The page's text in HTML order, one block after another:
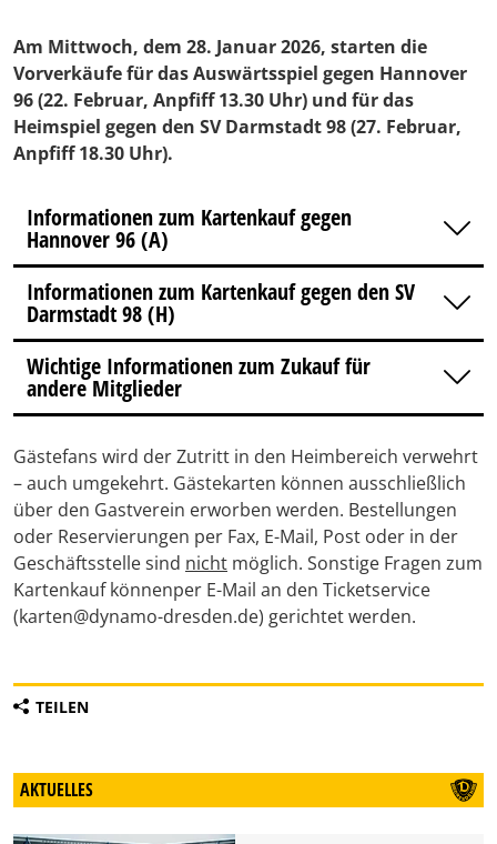
Am Mittwoch, dem 28. Januar 2026, starten die
Vorverkäufe für das Auswärtsspiel gegen Hannover
96 (22. Februar, Anpfiff 13.30 Uhr) und für das
Heimspiel gegen den SV Darmstadt 98 (27. Februar,
Anpfiff 18.30 Uhr).
Informationen zum Kartenkauf gegen
Hannover 96 (A)
Informationen zum Kartenkauf gegen den SV
Darmstadt 98 (H)
Wichtige Informationen zum Zukauf für
andere Mitglieder
Gästefans wird der Zutritt in den Heimbereich verwehrt
– auch umgekehrt. Gästekarten können ausschließlich
über den Gastverein erworben werden. Bestellungen
oder Reservierungen per Fax, E-Mail, Post oder in der
Geschäftsstelle sind nicht möglich. Sonstige Fragen zum
Kartenkauf könnenper E-Mail an den Ticketservice
(karten@dynamo-dresden.de) gerichtet werden.
TEILEN
AKTUELLES